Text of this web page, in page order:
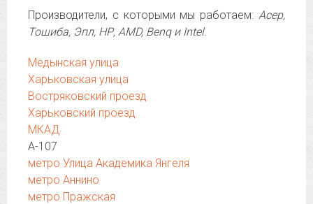
Производители, с которыми мы работаем: Асер,
Тошиба, Эпл, НР, AMD, Benq и Intel.
Медынская улица
Харьковская улица
Востряковский проезд
Харьковский проезд
МКАД
А-107
метро Улица Академика Янгеля
метро Аннино
метро Пражская